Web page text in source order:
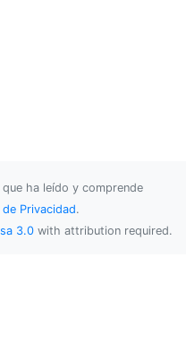
ha leído y comprende
Privacidad.
3.0 with attribution required.